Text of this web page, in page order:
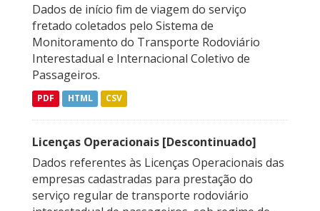
Dados de início fim de viagem do serviço
fretado coletados pelo Sistema de
Monitoramento do Transporte Rodoviário
Interestadual e Internacional Coletivo de
Passageiros.
PDF HTML CSV
Licenças Operacionais [Descontinuado]
Dados referentes às Licenças Operacionais das
empresas cadastradas para prestação do
serviço regular de transporte rodoviário